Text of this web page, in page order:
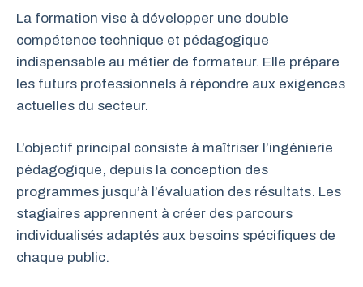
La formation vise à développer une double
compétence technique et pédagogique
indispensable au métier de formateur. Elle prépare
les futurs professionnels à répondre aux exigences
actuelles du secteur.
L’objectif principal consiste à maîtriser l’ingénierie
pédagogique, depuis la conception des
programmes jusqu’à l’évaluation des résultats. Les
stagiaires apprennent à créer des parcours
individualisés adaptés aux besoins spécifiques de
chaque public.